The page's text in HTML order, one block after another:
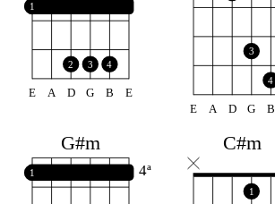
1
2 3 4
E A D G B E
3
4
E A D G B
G#m
4ª
1
C#m
1